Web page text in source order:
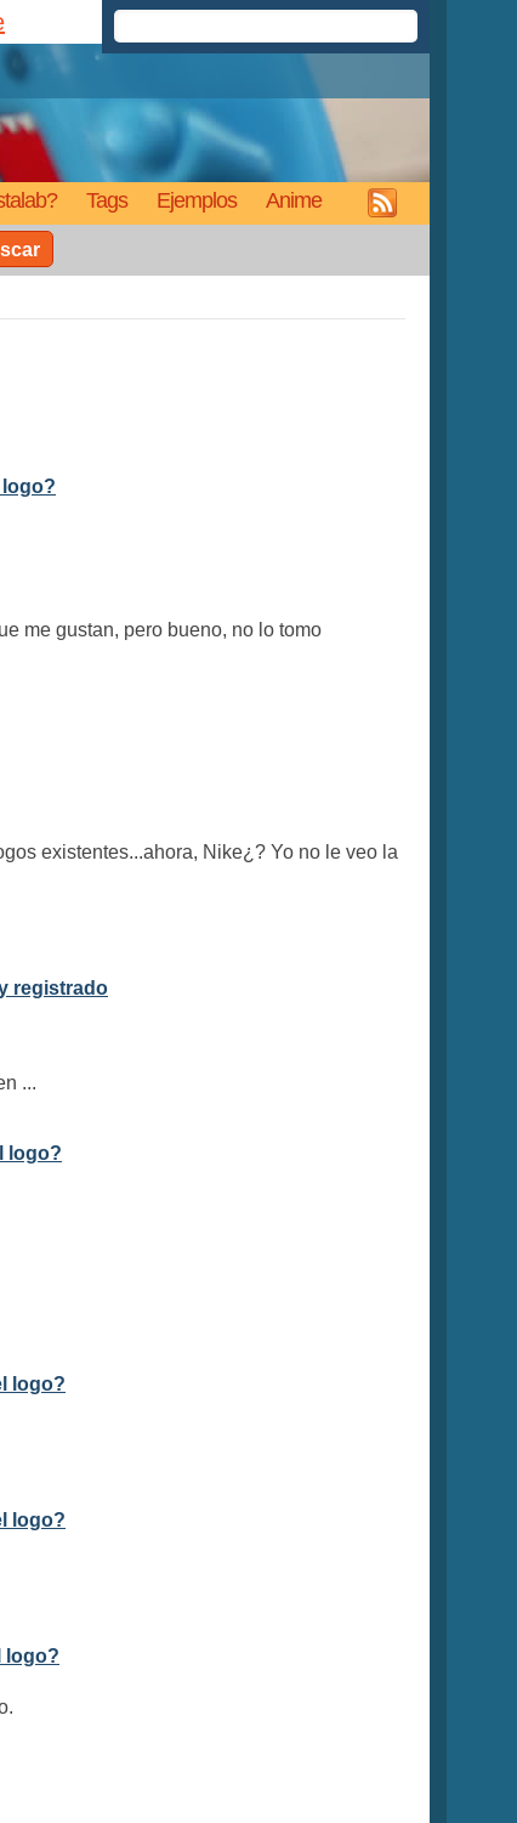
Tags Ejemplos Anime
logo?
me gustan, pero bueno, no lo tomo
existentes...ahora, Nike¿? Yo no le veo la
registrado
...
logo?
logo?
logo?
logo?